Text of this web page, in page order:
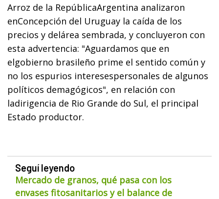
Arroz de la RepúblicaArgentina analizaron
enConcepción del Uruguay la caída de los
precios y delárea sembrada, y concluyeron con
esta advertencia: "Aguardamos que en
elgobierno brasileño prime el sentido común y
no los espurios interesespersonales de algunos
políticos demagógicos", en relación con
ladirigencia de Rio Grande do Sul, el principal
Estado productor.
Seguí leyendo
Mercado de granos, qué pasa con los
envases fitosanitarios y el balance de